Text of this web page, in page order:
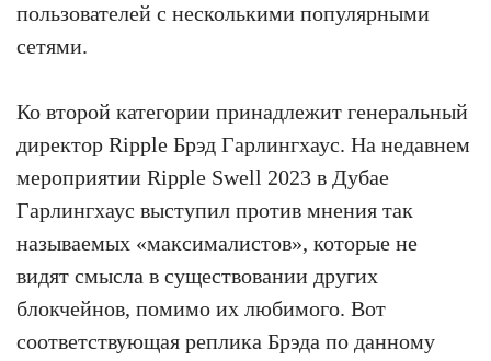
пользователей с несколькими популярными
сетями.
Ко второй категории принадлежит генеральный
директор Ripple Брэд Гарлингхаус. На недавнем
мероприятии Ripple Swell 2023 в Дубае
Гарлингхаус выступил против мнения так
называемых «максималистов», которые не
видят смысла в существовании других
блокчейнов, помимо их любимого. Вот
соответствующая реплика Брэда по данному